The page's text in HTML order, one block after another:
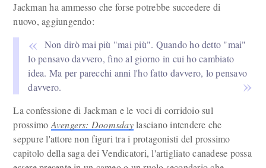
Jackman ha ammesso che forse potrebbe succedere di
nuovo, aggiungendo:
Non dirò mai più "mai più". Quando ho detto "mai"
lo pensavo davvero, fino al giorno in cui ho cambiato
idea. Ma per parecchi anni l'ho fatto davvero, lo pensavo
davvero.
La confessione di Jackman e le voci di corridoio sul
prossimo Avengers: Doomsdaylasciano intendere che
seppure l'attore non figuri tra i protagonisti del prossimo
capitolo della saga dei Vendicatori, l'artigliato canadese possa